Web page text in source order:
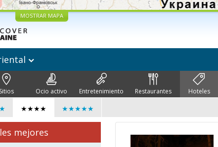
MOSTRAR MAPA
Sitios Ocio activo Entretenimiento Restaurantes Hoteles
★★★★ ★★★★★
mejores